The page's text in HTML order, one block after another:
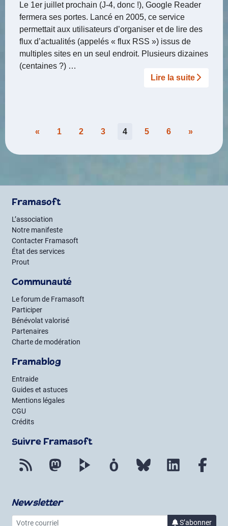
Le 1er juillet prochain (J-4, donc !), Google Reader
fermera ses portes. Lancé en 2005, ce service
permettait aux utilisateurs d’organiser et de lire des
flux d’actualités (appelés « flux RSS ») issus de
multiples sites en un seul endroit. Plusieurs dizaines
(centaines ?) …
Lire la suite­­
Pagination
des
« 1 2 3 4 5 6 »
Framasoft
L’association
Notre manifeste
Contacter Framasoft
État des services
Prout
Communauté
Le forum de Framasoft
Participer
Bénévolat valorisé
Partenaires
Charte de modération
Framablog
Entraide
Guides et astuces
Mentions légales
CGU
Crédits
Suivre Framasoft
Flux RSS Mastodon PeerTube Mobilizon Bluesky LinkedIn
Newsletter
Votre courriel S’abonnerà la